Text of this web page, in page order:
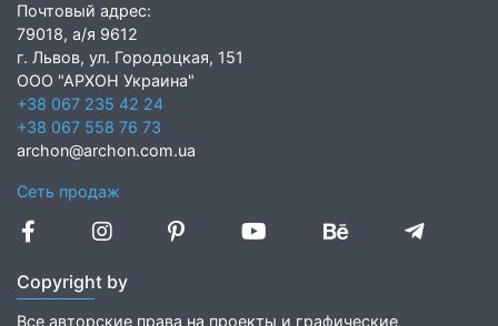
Почтовый адрес:
79018, а/я 9612
г. Львов, ул. Городоцкая, 151
ООО "АРХОН Украина"
+38 067 235 42 24
+38 067 558 76 73
archon@archon.com.ua
Сеть продаж
Copyright by
Все авторские права на проекты и графические